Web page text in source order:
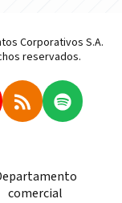
Corporativos S.A.
reservados.
comercial